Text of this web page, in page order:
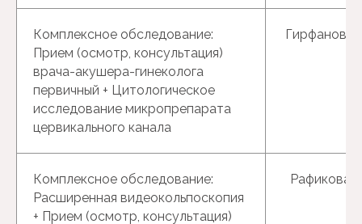
Комплексное обследование:
Прием (осмотр, консультация)
врача-акушера-гинеколога
первичный + Цитологическое
исследование микропрепарата
цервикального канала
Гирфанова
Комплексное обследование:
Расширенная видеокольпоскопия
+ Прием (осмотр, консультация)
Рафикова